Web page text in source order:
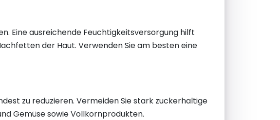
Eine ausreichende Feuchtigkeitsversorgung hilft
der Haut. Verwenden Sie am besten eine
zu reduzieren. Vermeiden Sie stark zuckerhaltige
Gemüse sowie Vollkornprodukten.